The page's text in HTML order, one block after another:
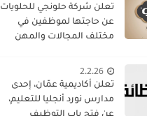
تعلن شركة حلونجي للحلويات
عن حاجتها لموظفين في
مختلف المجالات والمهن
2.2.26
تعلن أكاديمية عمّان، إحدى
مدارس نورد أنجليا للتعليم،